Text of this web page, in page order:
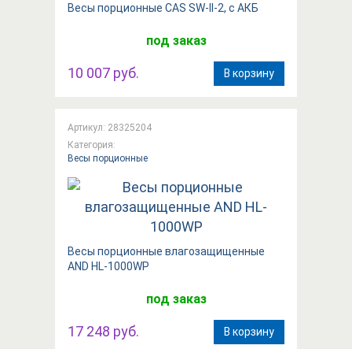
Весы порционные CAS SW-II-2, с АКБ
под заказ
10 007 руб. В корзину
Артикул: 28325204
Категория:
Весы порционные
Вeсы порционные влагозащищенные
AND HL-1000WP
под заказ
17 248 руб. В корзину